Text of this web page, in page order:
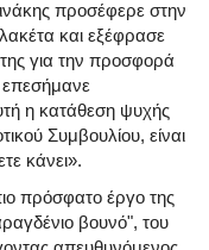
προσέφερε στην
και εξέφρασε
για την προσφορά
επεσήμανε
η κατάθεση ψυχής
Συμβουλίου, είναι
κάνει».
πρόσφατο έργο της
βουνό", του